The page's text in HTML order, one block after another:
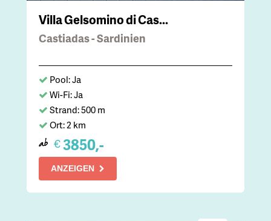
Villa Gelsomino di Cas...
Castiadas - Sardinien
Pool: Ja
Wi-Fi: Ja
Strand: 500 m
Ort: 2 km
ab €3850,-
ANZEIGEN